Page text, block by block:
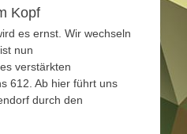
Kopf
es ernst. Wir wechseln
nun
verstärkten
612. Ab hier führt uns
durch den